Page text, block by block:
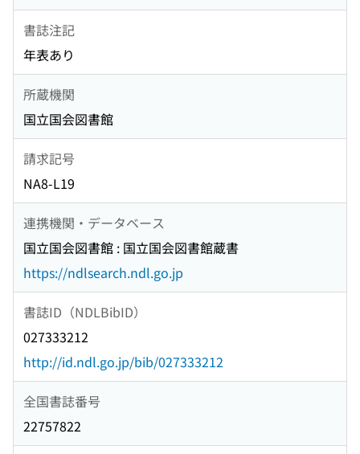
書誌注記
年表あり
所蔵機関
国立国会図書館
請求記号
NA8-L19
連携機関・データベース
国立国会図書館 : 国立国会図書館蔵書
https://ndlsearch.ndl.go.jp
書誌ID（NDLBibID）
027333212
http://id.ndl.go.jp/bib/027333212
全国書誌番号
22757822